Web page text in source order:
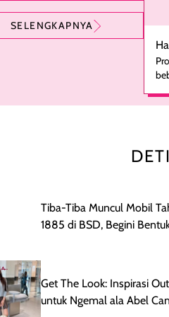
ADD CONTENT REVIEW